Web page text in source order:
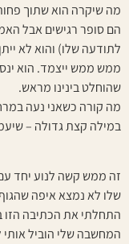
מה שיקרה הוא שתוך
הם סופר רגישים אבל
לתודעה שלו) והוא לא
ממש ממש ייצמד. הוא
שהוחלט בינינו מראש.
מה קורה כשאני נעה
במילה קצת גדולה –
זה ממש קשה לנוע יחד
שלו לא נמצא איפה
התחלתי את הכתיבה הזו
המחשבה שלי הוביל